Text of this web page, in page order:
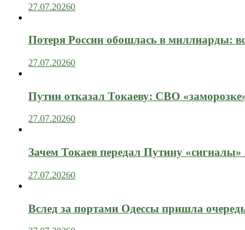
27.07.20260
Потеря России обошлась в миллиарды:
27.07.20260
Путин отказал Токаеву: СВО
27.07.20260
Зачем Токаев передал Путину «сигналы»
27.07.20260
Вслед за портами Одессы пришла